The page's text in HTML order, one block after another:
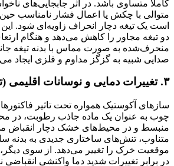
کاملاً متساوی باشد. در اثر جابجایی‌های
متوالی با چکش یا اعمال فشار نامناسب
است یک تیغه دچار انحراف زاویه‌ای شود.
دو تیغه مجاور را کاهش می‌دهد و هنگام
منحرف‌شده به صورت مماس با بدنه تیغه
صدایی شبیه به گزگز مداوم و فلزی ایجاد
۳. تغییرات دمایی و نوسانات اقلیمی (تاثیر بر چوب و فلز)
سازهای آکوستیک همواره تحت تاثیر
چوب به عنوان یک ماده جاذب رطوبت، در
منبسط و در محیط‌های خشک دچار انقباض
متناوب، تنش‌های ساختاری جدیدی به بدنه
موقعیت خرک را تغییر می‌دهد. از سوی دیگر،
در برابر تغییرات شدید دما واکنشی